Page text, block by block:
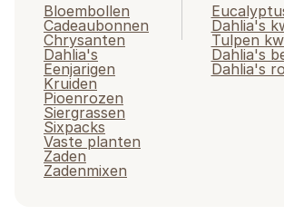
Bloembollen
Cadeaubonnen
Chrysanten
Dahlia's
Eenjarigen
Kruiden
Pioenrozen
Siergrassen
Sixpacks
Vaste planten
Zaden
Zadenmixen
Dahlia's
Tulpen
Dahlia's
Dahlia's